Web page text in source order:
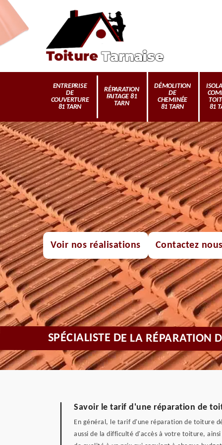
ENTREPRISE
DE
COUVERTURE
81 TARN
RÉPARATION
FAITAGE 81
TARN
DÉMOLITION
DE
CHEMINÉE
81 TARN
81
Voir nos réalisations Contactez nous
SPÉCIALISTE DE LA RÉPARATION
Savoir le tarif d'une réparation de
En général, le tarif d'une réparation de toiture
aussi de la difficulté d'accès à votre toiture,